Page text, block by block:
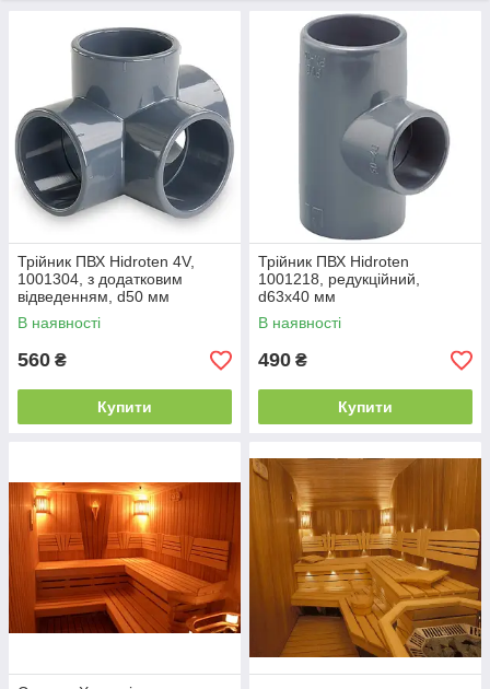
Трійник ПВХ Hidroten 4V,
1001304, з додатковим
відведенням, d50 мм
В наявності
560 ₴
Купити
Трійник ПВХ Hidroten
1001218, редукційний,
d63x40 мм
В наявності
490 ₴
Купити